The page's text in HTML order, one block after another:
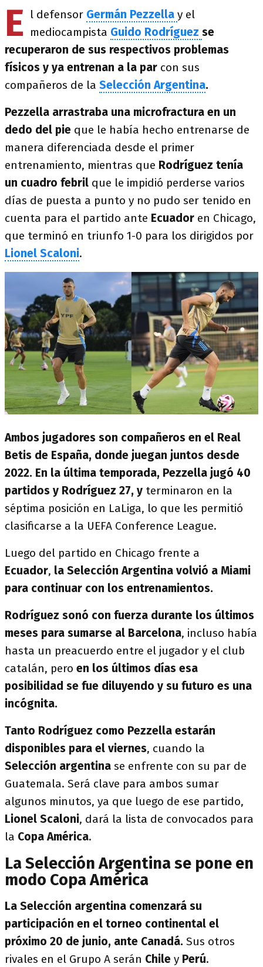
E l defensor Germán Pezzella y el
mediocampista Guido Rodríguez se
recuperaron de sus respectivos problemas
físicos y ya entrenan a la par con sus
compañeros de la Selección Argentina.
Pezzella arrastraba una microfractura en un
dedo del pie que le había hecho entrenarse de
manera diferenciada desde el primer
entrenamiento, mientras que Rodríguez tenía
un cuadro febril que le impidió perderse varios
días de puesta a punto y no pudo ser tenido en
cuenta para el partido ante Ecuador en Chicago,
que terminó en triunfo 1-0 para los dirigidos por
Lionel Scaloni.
Ambos jugadores son compañeros en el Real
Betis de España, donde juegan juntos desde
2022. En la última temporada, Pezzella jugó 40
partidos y Rodríguez 27, y terminaron en la
séptima posición en LaLiga, lo que les permitió
clasificarse a la UEFA Conference League.
Luego del partido en Chicago frente a
Ecuador, la Selección Argentina volvió a Miami
para continuar con los entrenamientos.
Rodríguez sonó con fuerza durante los últimos
meses para sumarse al Barcelona, incluso había
hasta un preacuerdo entre el jugador y el club
catalán, pero en los últimos días esa
posibilidad se fue diluyendo y su futuro es una
incógnita.
Tanto Rodríguez como Pezzella estarán
disponibles para el viernes, cuando la
Selección argentina se enfrente con su par de
Guatemala. Será clave para ambos sumar
algunos minutos, ya que luego de ese partido,
Lionel Scaloni, dará la lista de convocados para
la Copa América.
La Selección Argentina se pone en
modo Copa América
La Selección argentina comenzará su
participación en el torneo continental el
próximo 20 de junio, ante Canadá. Sus otros
rivales en el Grupo A serán Chile y Perú.